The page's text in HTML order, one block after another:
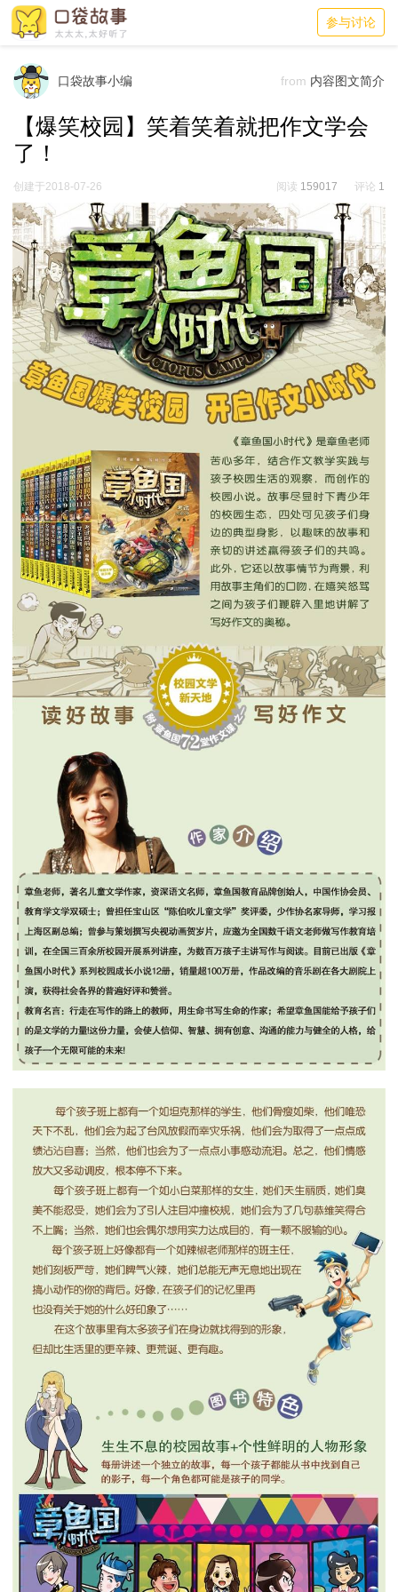
参与讨论
口袋故事小编 from 内容图文简介
【爆笑校园】笑着笑着就把作文学会
了！
创建于2018-07-26 评论 1
阅读 159017